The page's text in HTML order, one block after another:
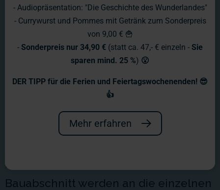
Wochenbericht Nr. 8
bauen wir weiter, danach ist bis zum
Materialanforderungen für den ersten
Bauabschnitt werden an die einzelnen
- Audiopräsentation: "Die Geschichte des Wunderlandes"
- Currywurst und Pommes mit Getränk zum Sonderpreis
von 9,00 € 🍟
- Sonderpreis nur 34,90 € (statt ca. 47,- € einzeln - Sie
sparen mind. 25 %) 😮
DER TIPP für die Ferien und Feiertagswochenenden! 😎
👍
Mehr erfahren